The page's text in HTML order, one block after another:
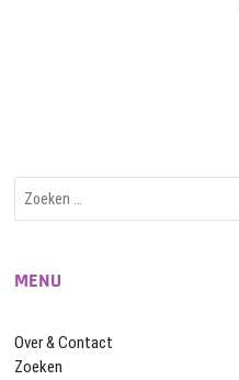
MENU
Over & Contact
Zoeken